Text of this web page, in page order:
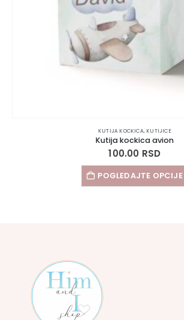
KUTIJA KOCKICA, KUTIJICE
Kutija kockica avion
100.00 RSD
POGLEDAJTE OPCIJE